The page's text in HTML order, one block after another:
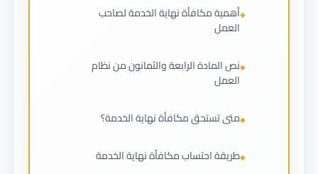
أهمية مكافأة نهاية الخدمة لصاحب
العمل
نص المادة الرابعة والثمانون من نظام
العمل
متى تستحق مكافأة نهاية الخدمة؟
طريقة احتساب مكافأة نهاية الخدمة